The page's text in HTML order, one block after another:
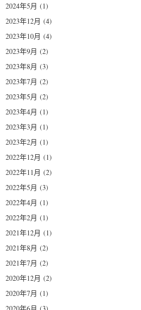
2024年5月 (1)
2023年12月 (4)
2023年10月 (4)
2023年9月 (2)
2023年8月 (3)
2023年7月 (2)
2023年5月 (2)
2023年4月 (1)
2023年3月 (1)
2023年2月 (1)
2022年12月 (1)
2022年11月 (2)
2022年5月 (3)
2022年4月 (1)
2022年2月 (1)
2021年12月 (1)
2021年8月 (2)
2021年7月 (2)
2020年12月 (2)
2020年7月 (1)
2020年6月 (3)